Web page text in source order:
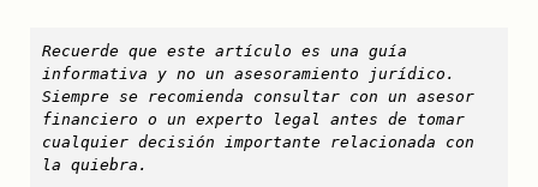
Recuerde que este artículo es una guía
informativa y no un asesoramiento jurídico.
Siempre se recomienda consultar con un asesor
financiero o un experto legal antes de tomar
cualquier decisión importante relacionada con
la quiebra.